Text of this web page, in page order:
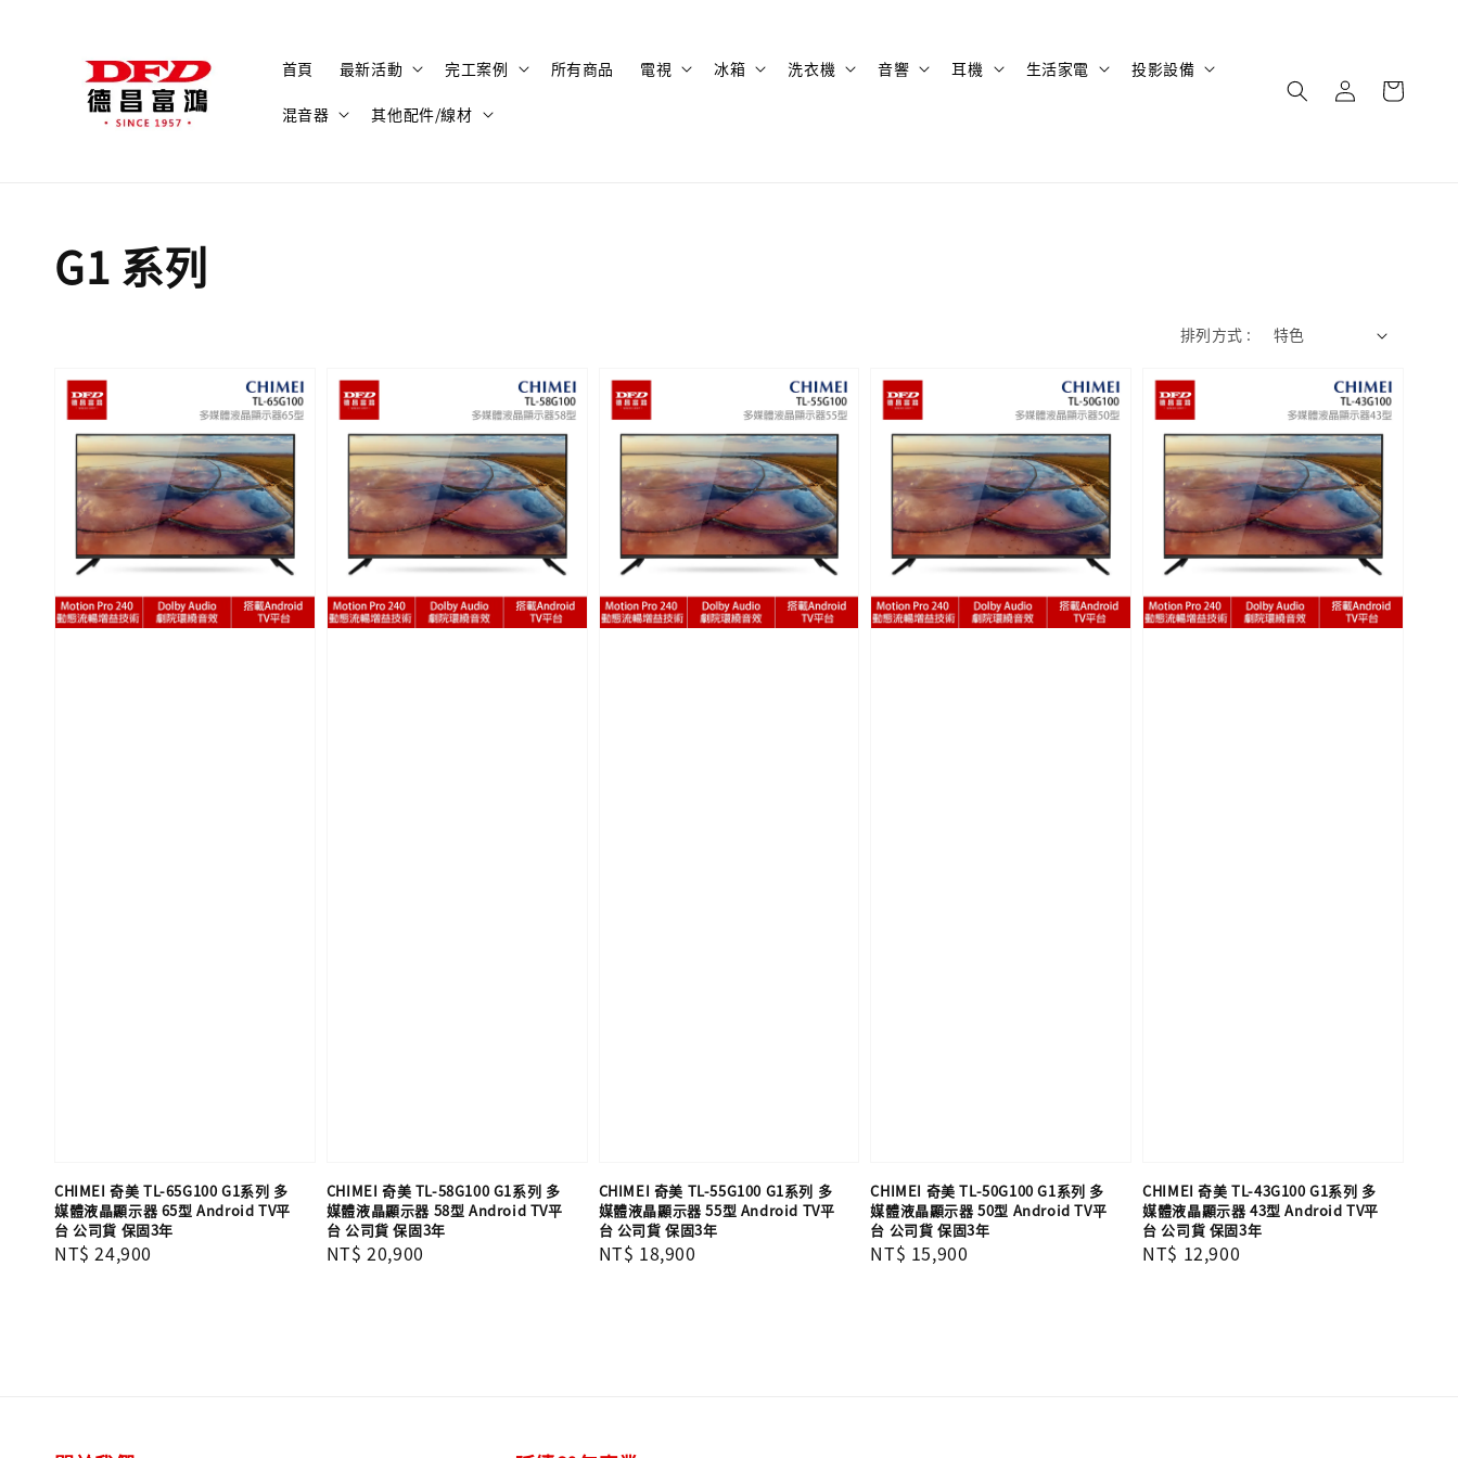
首頁 最新活動 完工案例 所有商品 電視 冰箱 洗衣機 音響 耳機 生活家電 投影設備
混音器 其他配件/線材
G1 系列
排列方式 :
CHIMEI 奇美 TL-65G100 G1系列 多
媒體液晶顯示器 65型 Android TV平
台 公司貨 保固3年
Regular
NT$ 24,900
CHIMEI 奇美 TL-58G100 G1系列 多
媒體液晶顯示器 58型 Android TV平
台 公司貨 保固3年
Regular
NT$ 20,900
CHIMEI 奇美 TL-55G100 G1系列 多
媒體液晶顯示器 55型 Android TV平
台 公司貨 保固3年
Regular
NT$ 18,900
CHIMEI 奇美 TL-50G100 G1系列 多
媒體液晶顯示器 50型 Android TV平
台 公司貨 保固3年
Regular
NT$ 15,900
CHIMEI 奇美 TL-43G100 G1系列 多
媒體液晶顯示器 43型 Android TV平
台 公司貨 保固3年
Regular
NT$ 12,900